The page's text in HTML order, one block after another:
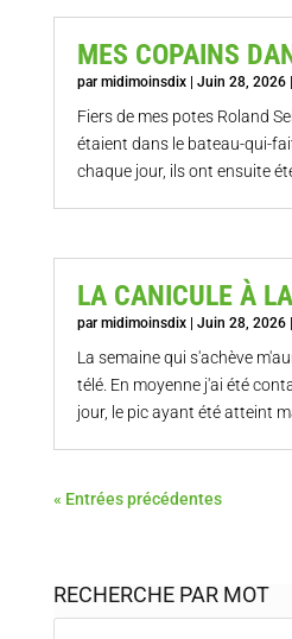
MES COPAINS
par midimoinsdix| Juin 28, 2026|
Fiers de mes potes Roland
étaient dans le bateau-qui-
chaque jour, ils ont ensuite
LA CANICULE À
par midimoinsdix| Juin 28, 2026|
La semaine qui s'achève
télé. En moyenne j'ai été
jour, le pic ayant été atteint
« Entrées précédentes
RECHERCHE PAR MOT